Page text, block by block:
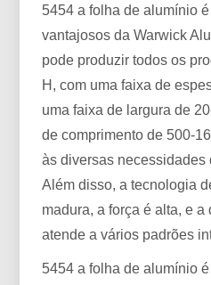
5454 a folha de alumínio
vantajosos da Warwick
pode produzir todos os
H, com uma faixa de
uma faixa de largura de
de comprimento de 500-
às diversas necessidades
Além disso, a tecnologia
madura, a força é alta, e
atende a vários padrões
5454 a folha de alumínio